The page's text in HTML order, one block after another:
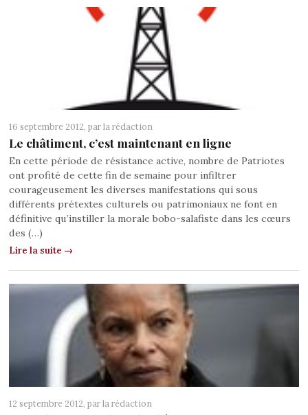
16 septembre 2012, parla rédaction
Le châtiment, c’est maintenant en ligne
En cette période de résistance active, nombre de Patriotes
ont profité de cette fin de semaine pour infiltrer
courageusement les diverses manifestations qui sous
différents prétextes culturels ou patrimoniaux ne font en
définitive qu’instiller la morale bobo-salafiste dans les cœurs
des (…)
Lire la suite →
12 septembre 2012, parla rédaction